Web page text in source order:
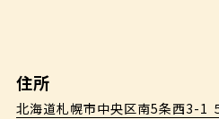
住所
北海道札幌市中央区南5条西3-1